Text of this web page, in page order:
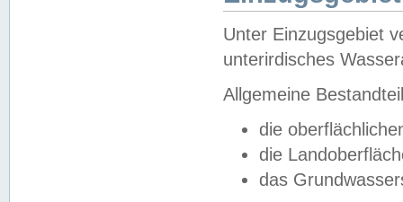
Unter Einzugsgebiet
unterirdisches
Allgemeine
die
die
das